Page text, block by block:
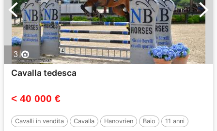
3
Cavalla tedesca
< 40 000 €
Cavalli in vendita Cavalla Hanovrien Baio 11 anni